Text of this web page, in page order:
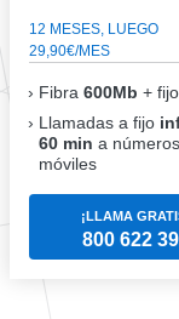
12 MESES, LUEGO
29,90€/MES
Fibra 600Mb + fijo
Llamadas a fijo
60 min a números
móviles
¡LLAMA
800 622